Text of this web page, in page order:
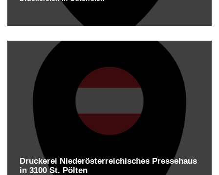
Druckerei Niederösterreichisches Pressehaus
in 3100 St. Pölten